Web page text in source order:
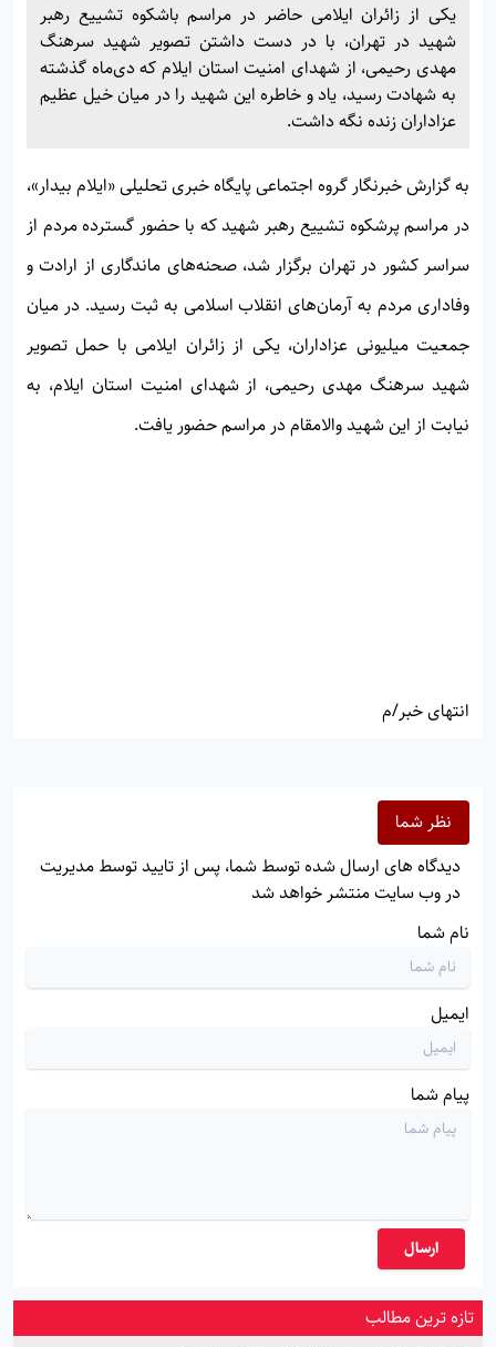
یکی از زائران ایلامی حاضر در مراسم باشکوه تشییع رهبر
شهید در تهران، با در دست داشتن تصویر شهید سرهنگ
مهدی رحیمی، از شهدای امنیت استان ایلام که دی‌ماه گذشته
به شهادت رسید، یاد و خاطره این شهید را در میان خیل عظیم
عزاداران زنده نگه داشت.
به گزارش خبرنگار گروه اجتماعی پایگاه خبری تحلیلی«ایلام بیدار»،
در مراسم پرشکوه تشییع رهبر شهید که با حضور گسترده مردم از
سراسر کشور در تهران برگزار شد، صحنه‌های ماندگاری از ارادت و
وفاداری مردم به آرمان‌های انقلاب اسلامی به ثبت رسید. در میان
جمعیت میلیونی عزاداران، یکی از زائران ایلامی با حمل تصویر
شهید سرهنگ مهدی رحیمی، از شهدای امنیت استان ایلام، به
نیابت از این شهید والامقام در مراسم حضور یافت.
انتهای خبر/م
نظر شما
دیدگاه های ارسال شده توسط شما، پس از تایید توسط مدیریت
در وب سایت منتشر خواهد شد
نام شما
ایمیل
پیام شما
ارسال
تازه ترین مطالب